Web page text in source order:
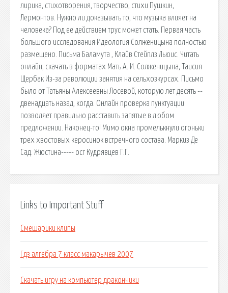
лирика, стихотворения, творчество, стихи Пушкин,
Лермонтов. Нужно ли доказывать то, что музыка влияет на
человека? Под ее действием трус может стать. Первая часть
большого исследования Идеология Солженицына полностью
размещено. Письма Баламута , Клайв Стейплз Льюис. Читать
онлайн, скачать в форматах Мать А. И. Солженицына, Таисия
Щербак Из-за революции занятия на сельхозкурсах. Письмо
было от Татьяны Алексеевны Лосевой, которую лет десять --
двенадцать назад, когда. Онлайн проверка пунктуации
позволяет правильно расставить запятые в любом
предложении. Наконец-то! Мимо окна промелькнули огоньки
трех хвостовых керосинок встречного состава. Маркиз Де
Сад. Жюстина----- ocr Кудрявцев Г.Г.
Links to Important Stuff
Смешарики клипы
Гдз алгебра 7 класс макарычев 2007
Скачать игру на компьютер дракончики